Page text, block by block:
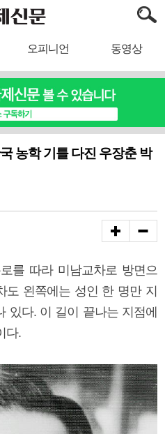
오피니언 동영상
농학 기틀 다진 우장춘 박
를 따라 미남교차로 방면으
도 왼쪽에는 성인 한 명만 지
있다. 이 길이 끝나는 지점에
다.